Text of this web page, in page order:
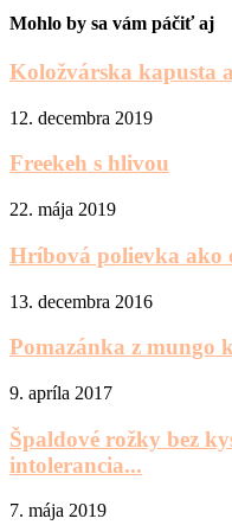
Mohlo by sa vám páčiť aj
Koložvárska kapusta
12. decembra 2019
Freekeh s hlivou
22. mája 2019
Hríbová polievka ako
13. decembra 2016
Pomazánka z mungo
9. apríla 2017
Špaldové rožky bez
intolerancia...
7. mája 2019